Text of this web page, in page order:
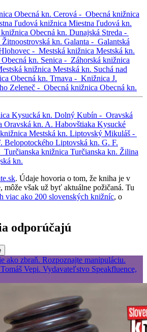
Obecná kn. Cerová - Obecná knižnica
ľudová knižnica Miestna ľudová kn.
Obecná kn. Dunajská Streda -
Žitnoostrovská kn. Galanta - Galantská
- Mestská knižnica Mestská kn.
Obecná kn. Senica - Záhorská knižnica
knižnica Mestská kn. Suchá nad
Obecná kn. Trnava - Knižnica J.
Zeleneč - Obecná knižnica Obecná kn.
Kysucká kn. Dolný Kubín - Oravská
Oravská kn. A. Habovštiaka Kysucké
Mestská kn. Liptovský Mikuláš -
Belopotockého Liptovská kn. G. F.
Turčianska knižnica Turčianska kn. Žilina
kn.
. Údaje hovoria o tom, že kniha je v
môže však už byť aktuálne požičaná. Tu
viac ako 200 slovenských knižníc, o
odporúčajú